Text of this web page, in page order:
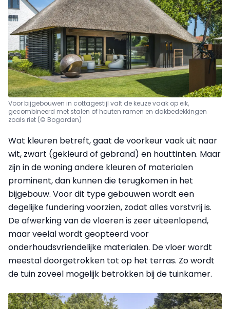
Voor bijgebouwen in cottagestijl valt de keuze vaak op eik,
gecombineerd met stalen of houten ramen en dakbedekkingen
zoals riet (© Bogarden)
Wat kleuren betreft, gaat de voorkeur vaak uit naar
wit, zwart (gekleurd of gebrand) en houttinten. Maar
zijn in de woning andere kleuren of materialen
prominent, dan kunnen die terugkomen in het
bijgebouw. Voor dit type gebouwen wordt een
degelijke fundering voorzien, zodat alles vorstvrij is.
De afwerking van de vloeren is zeer uiteenlopend,
maar veelal wordt geopteerd voor
onderhoudsvriendelijke materialen. De vloer wordt
meestal doorgetrokken tot op het terras. Zo wordt
de tuin zoveel mogelijk betrokken bij de tuinkamer.